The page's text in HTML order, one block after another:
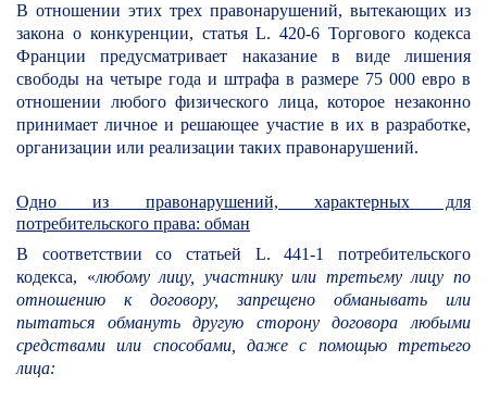
В отношении этих трех правонарушений, вытекающих из
закона о конкуренции, статья L. 420-6 Торгового кодекса
Франции предусматривает наказание в виде лишения
свободы на четыре года и штрафа в размере 75 000 евро в
отношении любого физического лица, которое незаконно
принимает личное и решающее участие в их в разработке,
организации или реализации таких правонарушений.
Одно из правонарушений, характерных для
потребительского права: обман
В соответствии со статьей L. 441-1 потребительского
кодекса, «любому лицу, участнику или третьему лицу по
отношению к договору, запрещено обманывать или
пытаться обмануть другую сторону договора любыми
средствами или способами, даже с помощью третьего
лица: